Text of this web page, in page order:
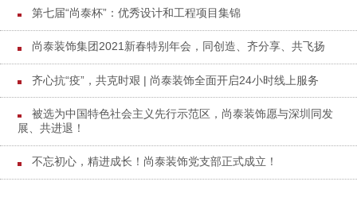
第七届“尚泰杯”：优秀设计和工程项目集锦
尚泰装饰集团2021新春特别年会，同创造、齐分享、共飞扬
齐心抗“疫”，共克时艰 | 尚泰装饰全面开启24小时线上服务
被选为中国特色社会主义先行示范区，尚泰装饰愿与深圳同发
展、共进退！
不忘初心，精进成长！尚泰装饰党支部正式成立！